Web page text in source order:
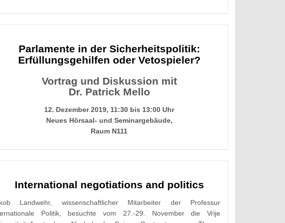
Parlamente in der Sicherheitspolitik:
Erfüllungsgehilfen oder Vetospieler?
Vortrag und Diskussion mit
Dr. Patrick Mello
12. Dezember 2019, 11:30 bis 13:00 Uhr
Neues Hörsaal- und Seminargebäude,
Raum N111
International negotiations and politics
Landwehr, wissenschaftlicher Mitarbeiter der Professur
Politik, besuchte vom 27.-29. November die Vrije